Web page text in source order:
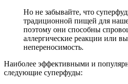
Но не забывайте, что
традиционной пищей для
поэтому они способны
аллергические реакции или
непереносимость.
Наиболее эффективными и
следующие суперфуды: